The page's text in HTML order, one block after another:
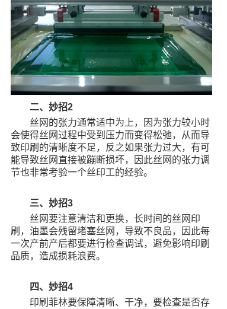
二、妙招2
丝网的张力通常适中为上，因为张力较小时
会使得丝网过程中受到压力而变得松弛，从而导
致印刷的清晰度不足，反之如果张力过大，有可
能导致丝网直接被蹦断损坏，因此丝网的张力调
节也非常考验一个丝印工的经验。
三、妙招3
丝网要注意清洁和更换，长时间的丝网印
刷，油墨会残留堵塞丝网，导致不良品，因此每
一次产前产后都要进行检查调试，避免影响印刷
品质，造成损耗浪费。
四、妙招4
印刷菲林要保障清晰、干净，要检查是否存